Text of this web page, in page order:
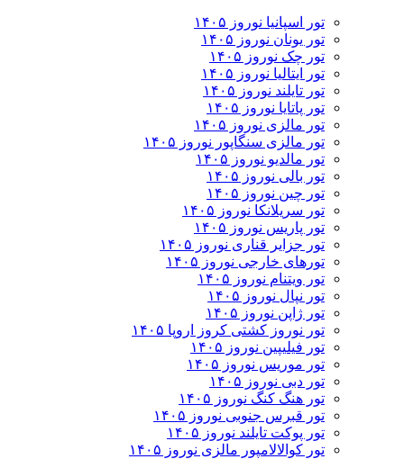
تور اسپانیا نوروز ۱۴۰۵
تور یونان نوروز ۱۴۰۵
تور چک نوروز ۱۴۰۵
تور ایتالیا نوروز ۱۴۰۵
تور تایلند نوروز ۱۴۰۵
تور پاتایا نوروز ۱۴۰۵
تور مالزی نوروز ۱۴۰۵
تور مالزی سنگاپور نوروز ۱۴۰۵
تور مالدیو نوروز ۱۴۰۵
تور بالی نوروز ۱۴۰۵
تور چين نوروز ۱۴۰۵
تور سریلانکا نوروز ۱۴۰۵
تور پاریس نوروز ۱۴۰۵
تور جزایر قناری نوروز ۱۴۰۵
تورهای خارجی نوروز ۱۴۰۵
تور ویتنام نوروز ۱۴۰۵
تور نپال نوروز ۱۴۰۵
تور ژاپن نوروز ۱۴۰۵
تور نوروز کشتی کروز اروپا ۱۴۰۵
تور فیلیپین نوروز ۱۴۰۵
تور موریس نوروز ۱۴۰۵
تور دبی نوروز ۱۴۰۵
تور هنگ کنگ نوروز ۱۴۰۵
تور قبرس جنوبی نوروز ۱۴۰۵
تور پوکت تایلند نوروز ۱۴۰۵
تور کوالالامپور مالزی نوروز ۱۴۰۵